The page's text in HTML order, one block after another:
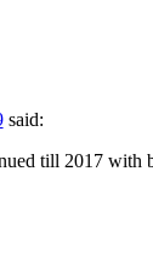
said:
till 2017 with